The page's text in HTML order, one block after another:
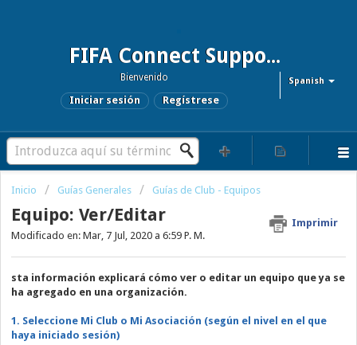
FIFA Connect Support and FCMS Support
Spanish
Bienvenido
Iniciar sesión Regístrese
Inicio Guías Generales Guías de Club - Equipos
Equipo: Ver/Editar
Imprimir
Modificado en: Mar, 7 Jul, 2020 a 6:59 P. M.
sta información explicará cómo ver o editar un equipo que ya se
ha agregado en una organización.
1. Seleccione Mi Club o Mi Asociación (según el nivel en el que
haya iniciado sesión)